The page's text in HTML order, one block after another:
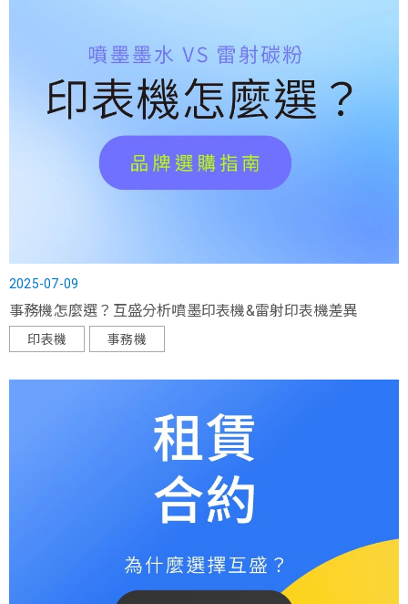
2025-07-09
事務機怎麼選？互盛分析噴墨印表機&雷射印表機差異
印表機 事務機